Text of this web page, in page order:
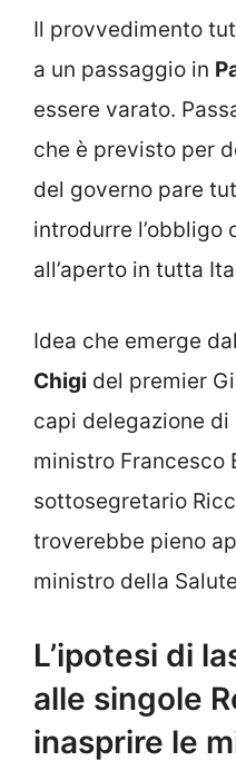
Il provvedimento
a un passaggio in
essere varato.
che è previsto per
del governo pare
introdurre l’obbligo
all’aperto in tutta
Idea che emerge
Chigi del premier
capi delegazione
ministro Francesco
sottosegretario
troverebbe pieno
ministro della
L’ipotesi di
alle singole
inasprire le